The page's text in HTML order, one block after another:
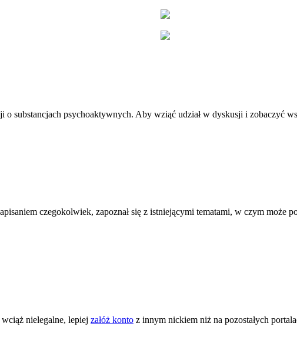
substancjach psychoaktywnych. Aby wziąć udział w dyskusji i zobaczyć
czegokolwiek, zapoznał się z istniejącymi tematami, w czym może
nielegalne, lepiej załóż konto z innym nickiem niż na pozostałych